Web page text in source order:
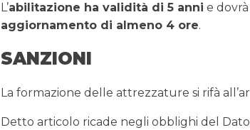
L’abilitazione ha validità di 5 anni e
aggiornamento di almeno 4 ore.
SANZIONI
La formazione delle attrezzature si rifà
Detto articolo ricade negli obblighi del